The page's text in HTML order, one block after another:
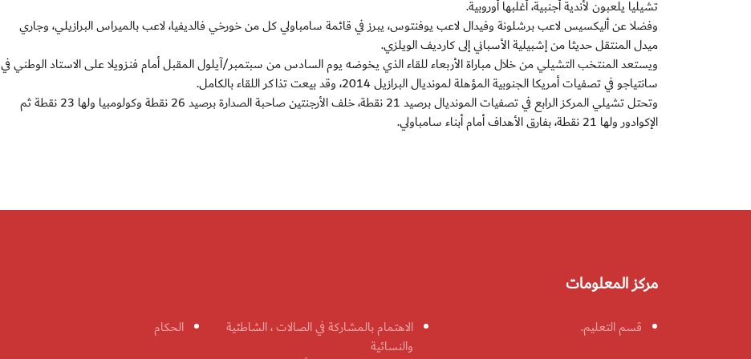
تشيليا يلعبون لأندية أجنبية، أغلبها أوروبية.
وفضلا عن أليكسيس لاعب برشلونة وفيدال لاعب يوفنتوس، يبرز في قائمة سامباولي كل من خورخي فالديفيا، لاعب بالميراس البرازيلي، وجاري
ميدل المنتقل حديثا من إشبيلية الأسباني إلى كارديف الويلزي.
ويستعد المنتخب التشيلي من خلال مباراة الأربعاء للقاء الذي يخوضه يوم السادس من سبتمبر/آيلول المقبل أمام فنزويلا على الاستاد الوطني في
سانتياجو في تصفيات أمريكا الجنوبية المؤهلة لمونديال البرازيل 2014، وقد بيعت تذاكر اللقاء بالكامل.
وتحتل تشيلي المركز الرابع في تصفيات المونديال برصيد 21 نقطة، خلف الأرجنتين صاحبة الصدارة برصيد 26 نقطة وكولومبيا ولها 23 نقطة ثم
الإكوادور ولها 21 نقطة، بفارق الأهداف أمام أبناء سامباولي.
مركز المعلومات
قسم التعليم.
الاهتمام بالمشاركة في الصالات ، الشاطئية
والنسائية
الحكام